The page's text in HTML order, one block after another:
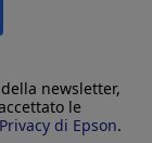
newsletter,
le
di Epson.